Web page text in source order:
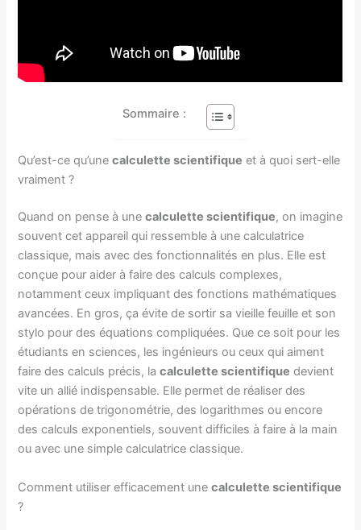
Sommaire :
Qu’est-ce qu’unecalculette scientifique et à quoi sert-elle
vraiment ?
Quand on pense à unecalculette scientifique, on imagine
souvent cet appareil qui ressemble à une calculatrice
classique, mais avec des fonctionnalités en plus. Elle est
conçue pour aider à faire des calculs complexes,
notamment ceux impliquant des fonctions mathématiques
avancées. En gros, ça évite de sortir sa vieille feuille et son
stylo pour des équations compliquées. Que ce soit pour les
étudiants en sciences, les ingénieurs ou ceux qui aiment
faire des calculs précis, lacalculette scientifique devient
vite un allié indispensable. Elle permet de réaliser des
opérations de trigonométrie, des logarithmes ou encore
des calculs exponentiels, souvent difficiles à faire à la main
ou avec une simple calculatrice classique.
Comment utiliser efficacement unecalculette scientifique
?